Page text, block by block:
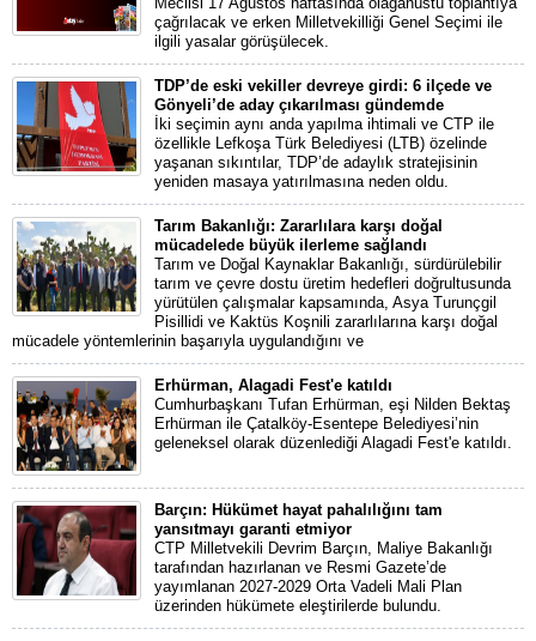
çağrılacak ve erken Milletvekilliği Genel Seçimi ile
ilgili yasalar görüşülecek.
TDP’de eski vekiller devreye girdi: 6 ilçede ve
Gönyeli’de aday çıkarılması gündemde
İki seçimin aynı anda yapılma ihtimali ve CTP ile
özellikle Lefkoşa Türk Belediyesi (LTB) özelinde
yaşanan sıkıntılar, TDP’de adaylık stratejisinin
yeniden masaya yatırılmasına neden oldu.
Tarım Bakanlığı: Zararlılara karşı doğal
mücadelede büyük ilerleme sağlandı
Tarım ve Doğal Kaynaklar Bakanlığı, sürdürülebilir
tarım ve çevre dostu üretim hedefleri doğrultusunda
yürütülen çalışmalar kapsamında, Asya Turunçgil
Pisillidi ve Kaktüs Koşnili zararlılarına karşı doğal
mücadele yöntemlerinin başarıyla uygulandığını ve
Erhürman, Alagadi Fest'e katıldı
Cumhurbaşkanı Tufan Erhürman, eşi Nilden Bektaş
Erhürman ile Çatalköy-Esentepe Belediyesi’nin
geleneksel olarak düzenlediği Alagadi Fest'e katıldı.
Barçın: Hükümet hayat pahalılığını tam
yansıtmayı garanti etmiyor
CTP Milletvekili Devrim Barçın, Maliye Bakanlığı
tarafından hazırlanan ve Resmi Gazete’de
yayımlanan 2027-2029 Orta Vadeli Mali Plan
üzerinden hükümete eleştirilerde bulundu.